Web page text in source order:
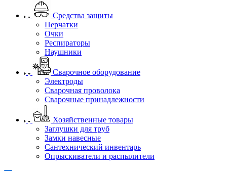
Средства защиты
Перчатки
Очки
Респираторы
Наушники
Сварочное оборудование
Электроды
Сварочная проволока
Сварочные принадлежности
Хозяйственные товары
Заглушки для труб
Замки навесные
Сантехнический инвентарь
Опрыскиватели и распылители